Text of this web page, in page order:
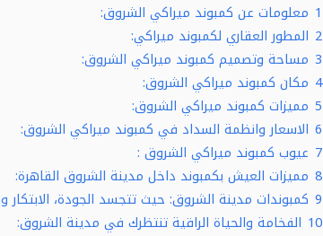
1 معلومات عن كمبوند ميراكي الشروق:
2 المطور العقاري لكمبوند ميراكي:
3 مساحة وتصميم كمبوند ميراكي الشروق:
4 مكان كمبوند ميراكي الشروق:
5 مميزات كمبوند ميراكي الشروق:
6 الاسعار وانظمة السداد في كمبوند ميراكي الشروق:
7 عيوب كمبوند ميراكي الشروق :
8 مميزات العيش بكمبوند داخل مدينة الشروق القاهرة:
9 كمبوندات مدينة الشروق: حيث تتجسد الجودة، الابتكار
10 الفخامة والحياة الراقية تنتظرك في مدينة الشروق: